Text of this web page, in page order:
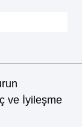
ve İyileşme